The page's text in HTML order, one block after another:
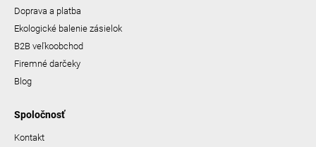
Doprava a platba
Ekologické balenie zásielok
B2B veľkoobchod
Firemné darčeky
Blog
Spoločnosť
Kontakt